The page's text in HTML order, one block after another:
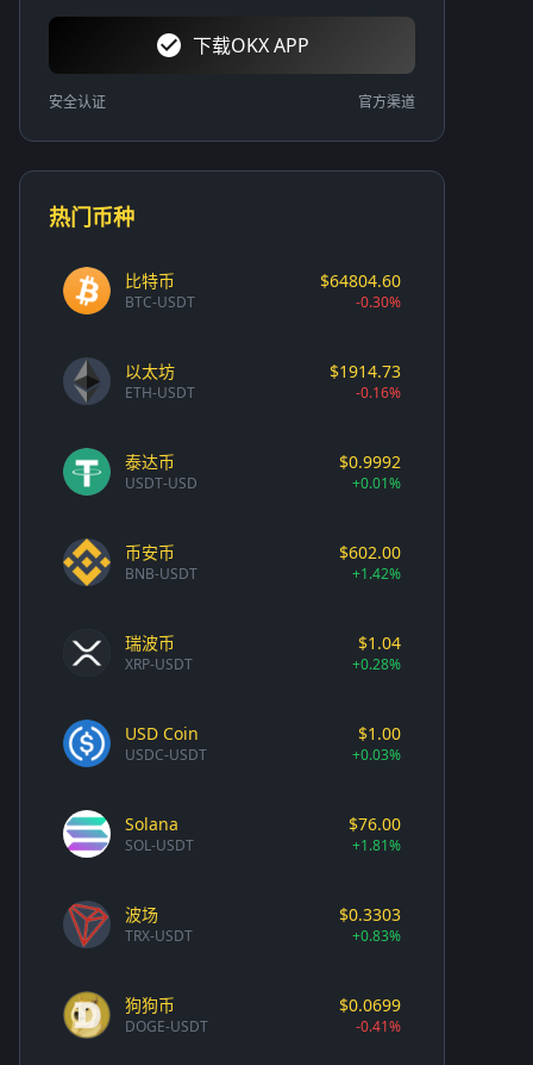
下载OKX APP
安全认证 官方渠道
热门币种
比特币
BTC-USDT
$64804.60
-0.30%
以太坊
ETH-USDT
$1914.73
-0.16%
泰达币
USDT-USD
$0.9992
+0.01%
币安币
BNB-USDT
$602.00
+1.42%
瑞波币
XRP-USDT
$1.04
+0.28%
USD Coin
USDC-USDT
$1.00
+0.03%
Solana
SOL-USDT
$76.00
+1.81%
波场
TRX-USDT
$0.3303
+0.83%
狗狗币
DOGE-USDT
$0.0699
-0.41%